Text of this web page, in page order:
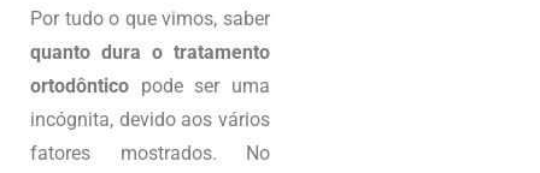
Por tudo o que vimos, saber
quanto dura o tratamento
ortodôntico pode ser uma
incógnita, devido aos vários
fatores mostrados. No